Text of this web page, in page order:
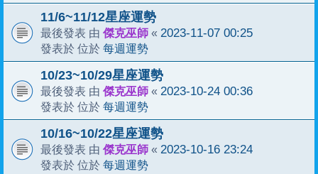
11/6~11/12星座運勢
最後發表 由 傑克巫師 « 2023-11-07 00:25
發表於 位於 每週運勢
10/23~10/29星座運勢
最後發表 由 傑克巫師 « 2023-10-24 00:36
發表於 位於 每週運勢
10/16~10/22星座運勢
最後發表 由 傑克巫師 « 2023-10-16 23:24
發表於 位於 每週運勢